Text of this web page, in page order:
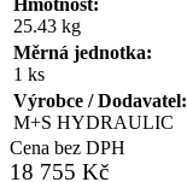
Hmotnost:
25.43 kg
Měrná jednotka:
1 ks
Výrobce / Dodavatel:
M+S HYDRAULIC
Cena bez DPH
18 755 Kč